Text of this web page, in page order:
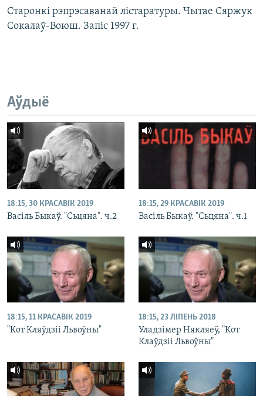
Старонкі рэпрэсаванай лістаратуры. Чытае Сяржук
Сокалаў-Воюш. Запіс 1997 г.
Аўдыё
18:15, 30 КРАСАВІК 2019
Васіль Быкаў. "Сьцяна". ч.2
18:15, 29 КРАСАВІК 2019
Васіль Быкаў. "Сьцяна". ч.1
18:15, 11 КРАСАВІК 2019
"Кот Кляўдзіі Львоўны"
18:15, 23 ЛІПЕНЬ 2018
Уладзімер Някляеў, "Кот
Клаўдзіі Львоўны"